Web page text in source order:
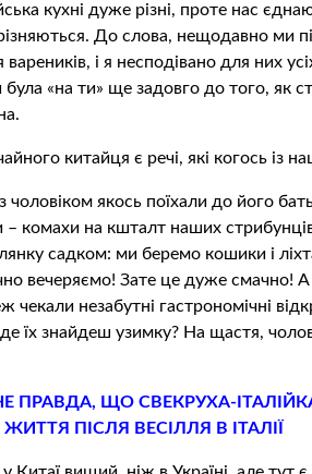
кухні дуже різні, проте нас
До слова, нещодавно ми
вареників, і я несподівано для них
«на ти» ще задовго до того, як
китайця є речі, які когось із
якось поїхали до його
– комахи на кшталт наших
садком: ми беремо кошики і
вечеряємо! Зате це дуже смачно!
чекали незабутні гастрономічні
де їх знайдеш узимку? На щастя,
ПРАВДА, ЩО СВЕКРУХА-
ПІСЛЯ ВЕСІЛЛЯ В ІТАЛІЇ